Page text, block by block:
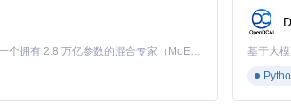
材使用权限，仅为教学或学习目的下载所需资源。
Kimi K3 是Kimi能力最强的模型：这是一个拥有 2.8 万亿参数的混合专家（MoE）模型，具备原生视觉理解能力，并支持 100 万 token 的上下文窗口。
基于大